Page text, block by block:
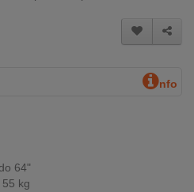
nfo
64"
kg